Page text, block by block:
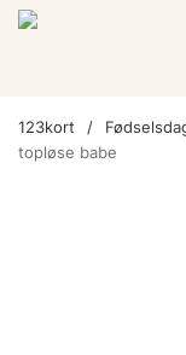
123kort
topløse babe